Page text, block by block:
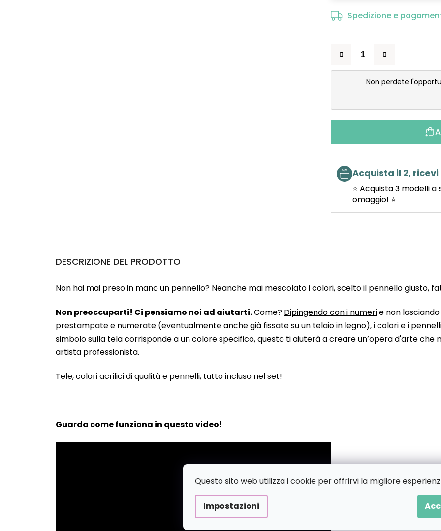
Questo sito web utilizza i cookie per offrirvi la migliore
Impostazioni
Spedizione e
Non perdete
Acquista il 2, ricevi
⭐ Acquista 3 modelli
omaggio! ⭐
DESCRIZIONE DEL PRODOTTO
Non hai mai preso in mano un pennello? Neanche mai mescolato i colori, scelto il pennello giusto,
Non preoccuparti! Ci pensiamo noi ad aiutarti.Come? Dipingendo con i numerie non
prestampate e numerate (eventualmente anche già fissate su un telaio in legno), i colori e i
simbolo sulla tela corrisponde a un colore specifico, questo ti aiuterà a creare un’opera d'arte che
artista professionista.
Tele, colori acrilici di qualità e pennelli, tutto incluso nel set!
Guarda come funziona in questo video!